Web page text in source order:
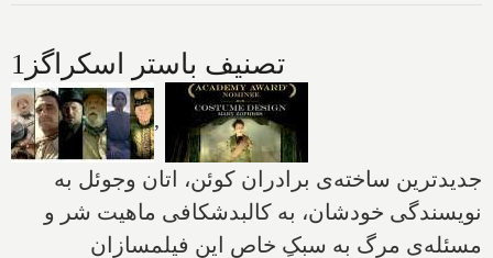
تصنیف باستر اسکراگز1
,
جدیدترین ساخته‌ی برادران کوئن، اتان وجوئل به
نویسندگی خودشان، به کالبدشکافی ماهیت شر و
مسئله‌ی مرگ به سبکِ خاص این فیلمسازان